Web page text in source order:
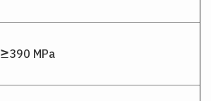
≥390 MPa